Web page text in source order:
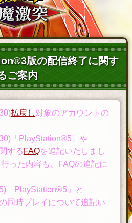
▼
版の配信終了に関す
ご案内
払戻し対象のアカウントの
「PlayStation®5」や
する FAQを追記いたしまし
った内容も、FAQの追記に
「PlayStation®5」と
同時プレイについて追記い